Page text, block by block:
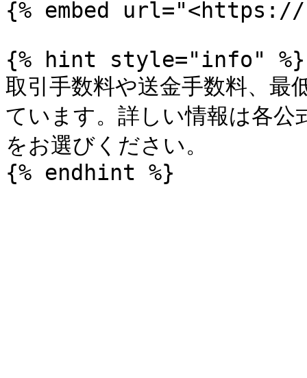
{% embed url="<https://
{% hint style="info" %}
取引手数料や送金手数料、最
ています。詳しい情報は各
をお選びください。